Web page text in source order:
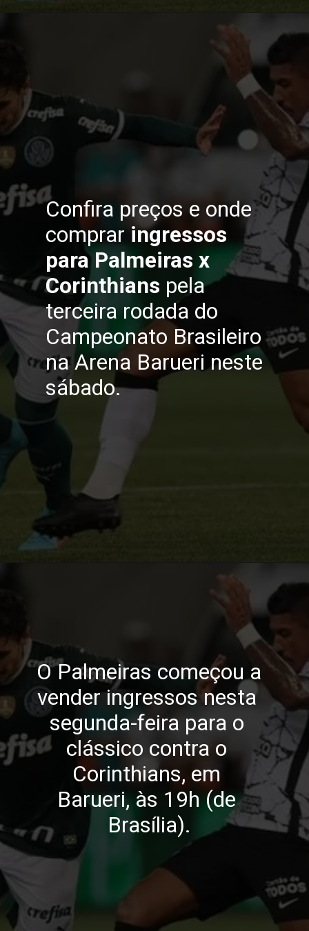
Confira preços e onde
comprar ingressos
para Palmeiras x
Corinthians pela
terceira rodada do
Campeonato Brasileiro
na Arena Barueri neste
sábado.
O Palmeiras começou a
vender ingressos nesta
segunda-feira para o
clássico contra o
Corinthians, em
Barueri, às 19h (de
Brasília).